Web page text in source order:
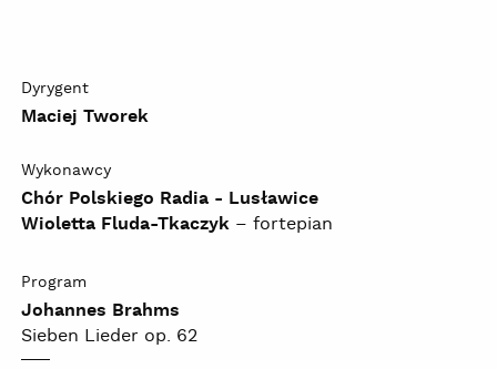
Dyrygent
Maciej Tworek
Wykonawcy
Chór Polskiego Radia - Lusławice
Wioletta Fluda-Tkaczyk – fortepian
Program
Johannes Brahms
Sieben Lieder op. 62